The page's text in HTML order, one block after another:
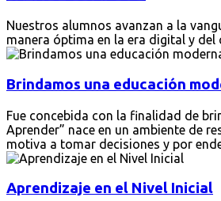
Nuestros alumnos avanzan a la
manera óptima en la era digital y del
Brindamos una educación
Fue concebida con la finalidad de
Aprender” nace en un ambiente de
motiva a tomar decisiones y por
Aprendizaje en el Nivel Inicial